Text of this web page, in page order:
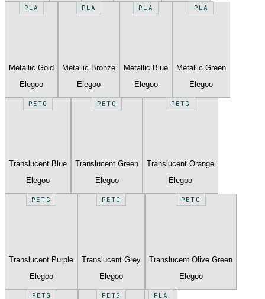
PLA
Metallic Gold
Elegoo
PLA
Metallic Bronze
Elegoo
PLA
Metallic Blue
Elegoo
PLA
Metallic Green
Elegoo
PETG
Translucent Blue
Elegoo
PETG
Translucent Green
Elegoo
PETG
Translucent Orange
Elegoo
PETG
Translucent Purple
Elegoo
PETG
Translucent Grey
Elegoo
PETG
Translucent Olive Green
Elegoo
PETG PETG PLA